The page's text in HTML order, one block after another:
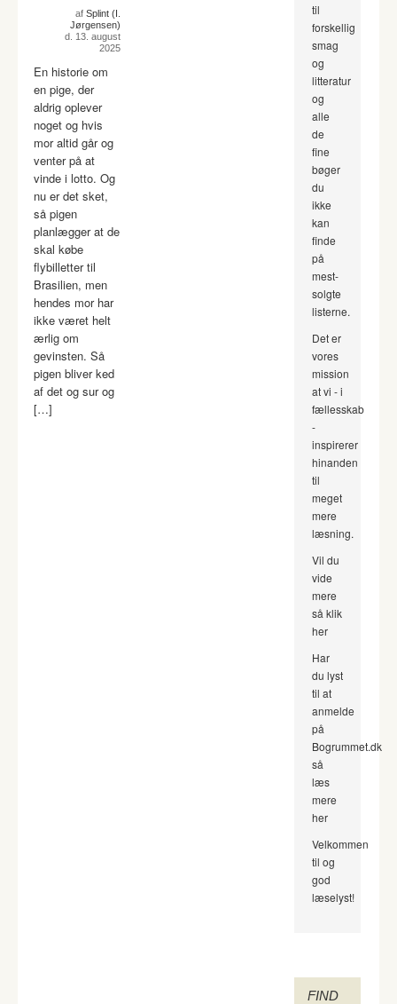
af Splint (I.
Jørgensen)
d. 13. august
2025
En historie om
en pige, der
aldrig oplever
noget og hvis
mor altid går og
venter på at
vinde i lotto. Og
nu er det sket,
så pigen
planlægger at de
skal købe
flybilletter til
Brasilien, men
hendes mor har
ikke været helt
ærlig om
gevinsten. Så
pigen bliver ked
af det og sur og
[…]
til
forskellig
smag
og
litteratur
og
alle
de
fine
bøger
du
ikke
kan
finde
på
mest-
solgte
listerne.
Det er
vores
mission
at vi - i
fællesskab
-
inspirerer
hinanden
til
meget
mere
læsning.
Vil du
vide
mere
så klik
her
Har
du lyst
til at
anmelde
på
Bogrummet.dk
så
læs
mere
her
Velkommen
til og
god
læselyst!
FIND